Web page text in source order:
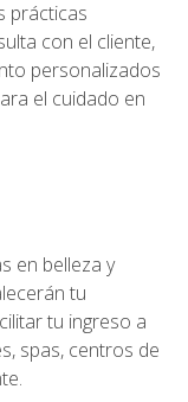
prácticas
con el cliente,
personalizados
el cuidado en
en belleza y
tu
tu ingreso a
spas, centros de